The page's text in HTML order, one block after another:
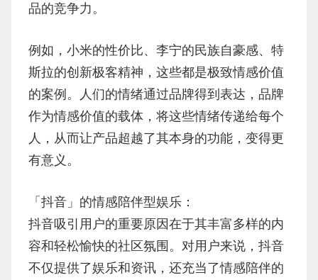
品的竞争力。
例如，小米的性价比、李宁的民族自豪感、特
斯拉的创新极客精神，这些都是极致情感价值
的案例。人们的情绪通过品牌得到表达，品牌
作为情感价值的载体，将这些情绪传递给每个
人，从而让产品超越了其本身的功能，变得更
有意义。
「抖音」的情感陪伴型娱乐：
抖音吸引用户的重要原因在于其丰富多样的内
容和轻松愉快的社区氛围。对用户来说，抖音
不仅提供了娱乐和资讯，还充当了情感陪伴的